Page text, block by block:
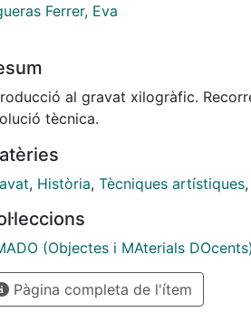
Ferrer, Eva
al gravat xilogràfic.
tècnica.
, Història, Tècniques artístiques,
(Objectes i MAterials DOcents)
Pàgina completa de l'ítem